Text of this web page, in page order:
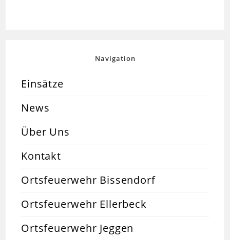
Navigation
Einsätze
News
Über Uns
Kontakt
Ortsfeuerwehr Bissendorf
Ortsfeuerwehr Ellerbeck
Ortsfeuerwehr Jeggen